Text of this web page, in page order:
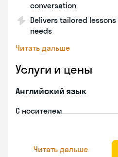
conversation
Delivers tailored
needs
Читать дальше
Услуги и цены
Английский язык
С носителем
Читать дальше